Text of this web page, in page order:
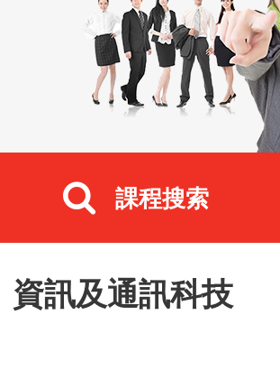
課程搜索
資訊及通訊科技